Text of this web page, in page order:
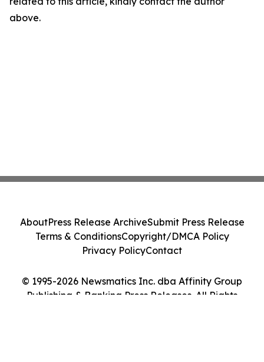
above.
© 1995-2026 Newsmatics Inc. dba Affinity Group
Publishing & Banking Press Releases. All Rights
AboutPress Release ArchiveSubmit Press Release
Terms & ConditionsCopyright/DMCA Policy
Privacy PolicyContact